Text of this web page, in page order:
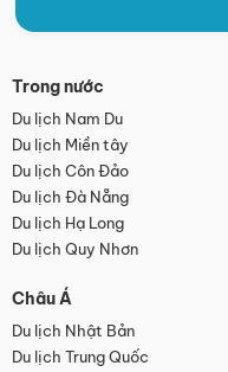
Trong nước
Du lịch Nam Du
Du lịch Miền tây
Du lịch Côn Đảo
Du lịch Đà Nẵng
Du lịch Hạ Long
Du lịch Quy Nhơn
Châu Á
Du lịch Nhật Bản
Du lịch Trung Quốc